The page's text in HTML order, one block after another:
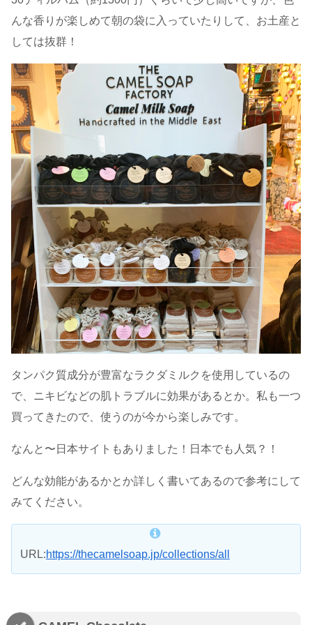
んな香りが楽しめて朝の袋に入っていたりして、お土産と
しては抜群！
タンパク質成分が豊富なラクダミルクを使用しているの
で、ニキビなどの肌トラブルに効果があるとか。私も一つ
買ってきたので、使うのが今から楽しみです。
なんと〜日本サイトもありました！日本でも人気？！
どんな効能があるかとか詳しく書いてあるので参考にして
みてください。
URL:https://thecamelsoap.jp/collections/all